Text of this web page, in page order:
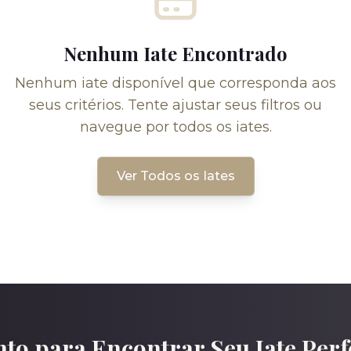
Nenhum Iate Encontrado
Nenhum iate disponível que corresponda aos
seus critérios. Tente ajustar seus filtros ou
navegue por todos os iates.
Ver Todos os Iates